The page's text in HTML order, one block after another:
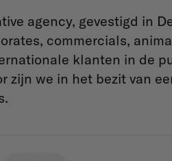
agency, gevestigd in
commercials,
klanten in de
zijn we in het bezit van